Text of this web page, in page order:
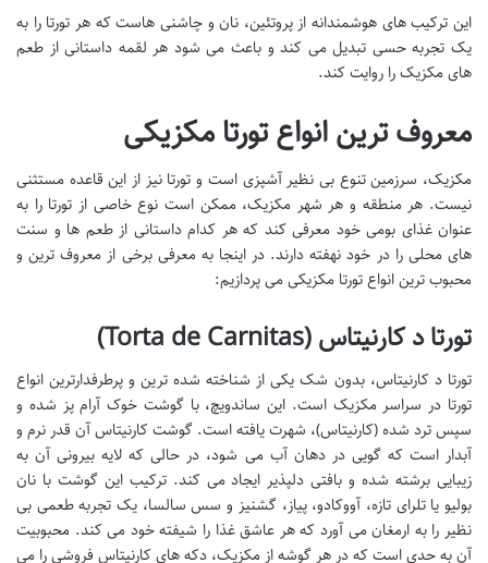
این ترکیب های هوشمندانه از پروتئین، نان و چاشنی هاست که هر تورتا را به
یک تجربه حسی تبدیل می کند و باعث می شود هر لقمه داستانی از طعم
های مکزیک را روایت کند.
معروف ترین انواع تورتا مکزیکی
مکزیک، سرزمین تنوع بی نظیر آشپزی است و تورتا نیز از این قاعده مستثنی
نیست. هر منطقه و هر شهر مکزیک، ممکن است نوع خاصی از تورتا را به
عنوان غذای بومی خود معرفی کند که هر کدام داستانی از طعم ها و سنت
های محلی را در خود نهفته دارند. در اینجا به معرفی برخی از معروف ترین و
محبوب ترین انواع تورتا مکزیکی می پردازیم:
تورتا د کارنیتاس (Torta de Carnitas)
تورتا د کارنیتاس، بدون شک یکی از شناخته شده ترین و پرطرفدارترین انواع
تورتا در سراسر مکزیک است. این ساندویچ، با گوشت خوک آرام پز شده و
سپس ترد شده (کارنیتاس)، شهرت یافته است. گوشت کارنیتاس آن قدر نرم و
آبدار است که گویی در دهان آب می شود، در حالی که لایه بیرونی آن به
زیبایی برشته شده و بافتی دلپذیر ایجاد می کند. ترکیب این گوشت با نان
بولیو یا تلرای تازه، آووکادو، پیاز، گشنیز و سس سالسا، یک تجربه طعمی بی
نظیر را به ارمغان می آورد که هر عاشق غذا را شیفته خود می کند. محبوبیت
آن به حدی است که در هر گوشه از مکزیک، دکه های کارنیتاس فروشی را می